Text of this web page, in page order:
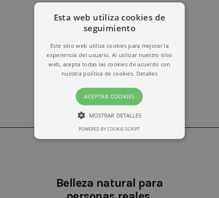
erika@kymabarcelona.com
Belleza natural para
Esta web utiliza cookies de
seguimiento
Este sitio web utiliza cookies para mejorar la
experiencia del usuario. Al utilizar nuestro sitio
web, acepta todas las cookies de acuerdo con
nuestra política de cookies. Detalles
ACEPTAR COOKIES
MOSTRAR DETALLES
POWERED BY COOKIE-SCRIPT